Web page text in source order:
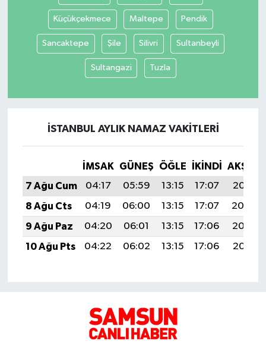
Küçükçekmece Maltepe Pendik
Sancaktepe Şile Silivri Sultanbeyli
Sultangazi Tuzla
İSTANBUL AYLIK NAMAZ VAKITLERI
İMSAK GÜNEŞ ÖĞLE İKINDI
AKŞAM
7 Ağu Cum
04:17 05:59 13:15 17:07
20:21
8 Ağu Cts
04:19 06:00 13:15 17:07
20:20
9 Ağu Paz
04:20 06:01 13:15 17:06
20:19
10 Ağu Pts
04:22 06:02 13:15 17:06 20:18